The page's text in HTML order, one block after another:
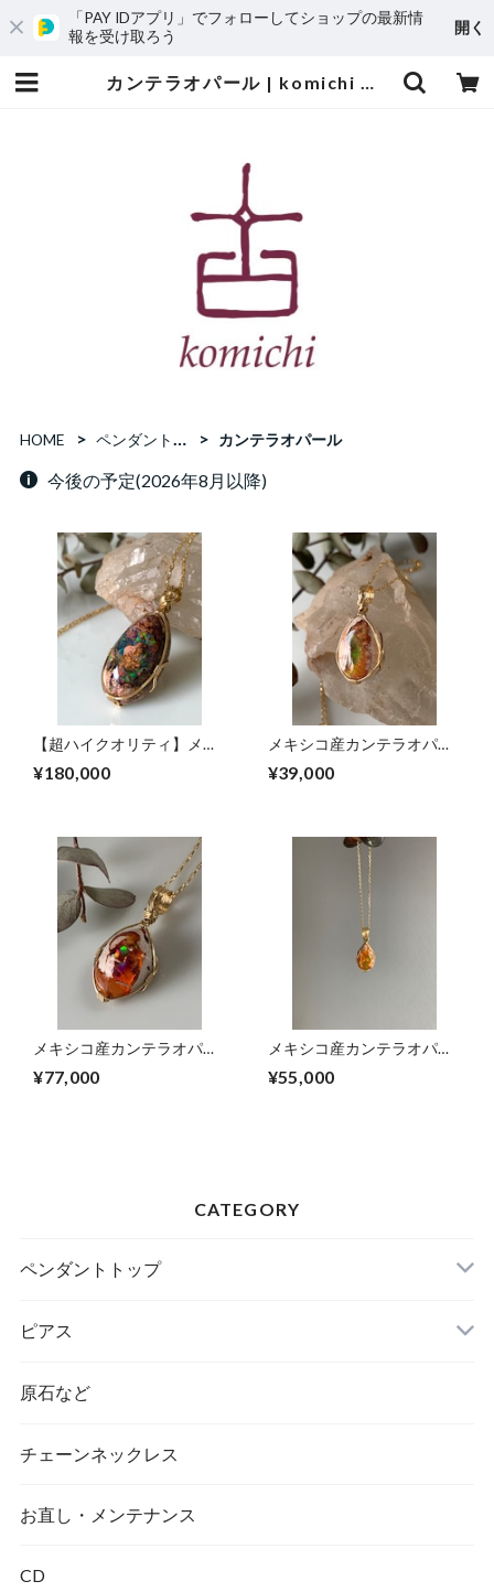
「PAY IDアプリ」でフォローしてショップの最新情
報を受け取ろう
開く
カンテラオパール | komichi コミチの石
HOME ペンダントトップ カンテラオパール
今後の予定(2026年8月以降)
【超ハイクオリティ】メキ
神巻き®︎ペンダントトップ
¥180,000
メキシコ産カンテラオパー
ップD
¥39,000
メキシコ産カンテラオパー
ップA
¥77,000
メキシコ産カンテラオパー
ップB
¥55,000
CATEGORY
ペンダントトップ
ピアス
ダイヤモンド
原石など
チェーンネックレス
お直し・メンテナンス
CD